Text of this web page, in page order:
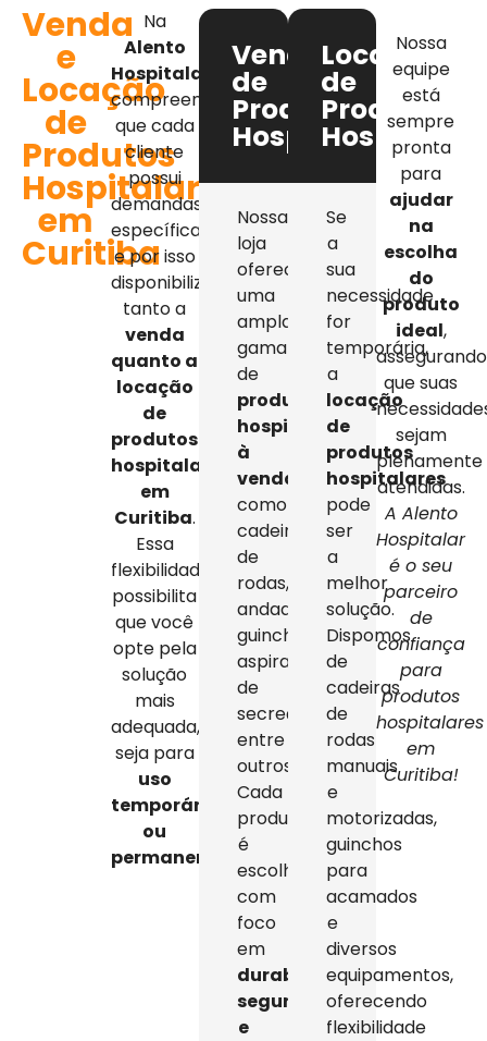
Venda
e
Locação
de
Produtos
Hospitalares
em
Curitiba
Na
Alento
Hospitalar
compreendemos
que cada
cliente
possui
demandas
específicas,
e por isso
disponibilizamos
tanto a
venda
quanto a
locação
de
produtos
hospitalares
em
Curitiba.
Essa
flexibilidade
possibilita
que você
opte pela
solução
mais
adequada,
seja para
uso
temporário
ou
permanente
Venda
de
Produtos
Hospitalares
Nossa
loja
oferece
uma
ampla
gama
de
produtos
hospitalares
à
venda
como
cadeiras
de
rodas,
andadores,
guinchos,
aspiradores
de
secreção,
entre
outros.
Cada
produto
é
escolhido
com
foco
em
durabilidade,
segurança
e
Locação
de
Produtos
Se
a
sua
necessidade
for
temporária,
a
locação
de
produtos
hospitalares
pode
ser
a
melhor
solução.
Dispomos
de
cadeiras
de
rodas
manuais
e
motorizadas,
guinchos
para
acamados
e
diversos
equipamentos,
oferecendo
flexibilidade
Nossa
equipe
está
sempre
pronta
para
ajudar
na
escolha
do
produto
ideal,
assegurando
que suas
sejam
plenamente
atendidas.
A Alento
Hospitalar
é o seu
parceiro
de
confiança
para
produtos
hospitalares
em
Curitiba!